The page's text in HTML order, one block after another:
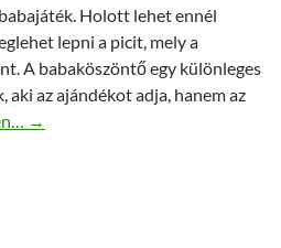
Holott lehet ennél
lepni a picit, mely a
A babaköszöntő egy különleges
aki az ajándékot adja, hanem az
ajándék a család legkisebb
→